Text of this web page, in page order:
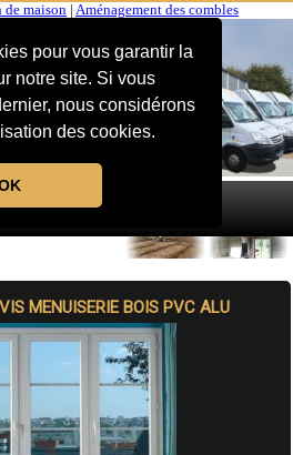
pour vous garantir la
notre site. Si vous
nous considérons
des cookies.
de maison Aménagement des combles
MENU
MENUISERIE BOIS PVC ALU